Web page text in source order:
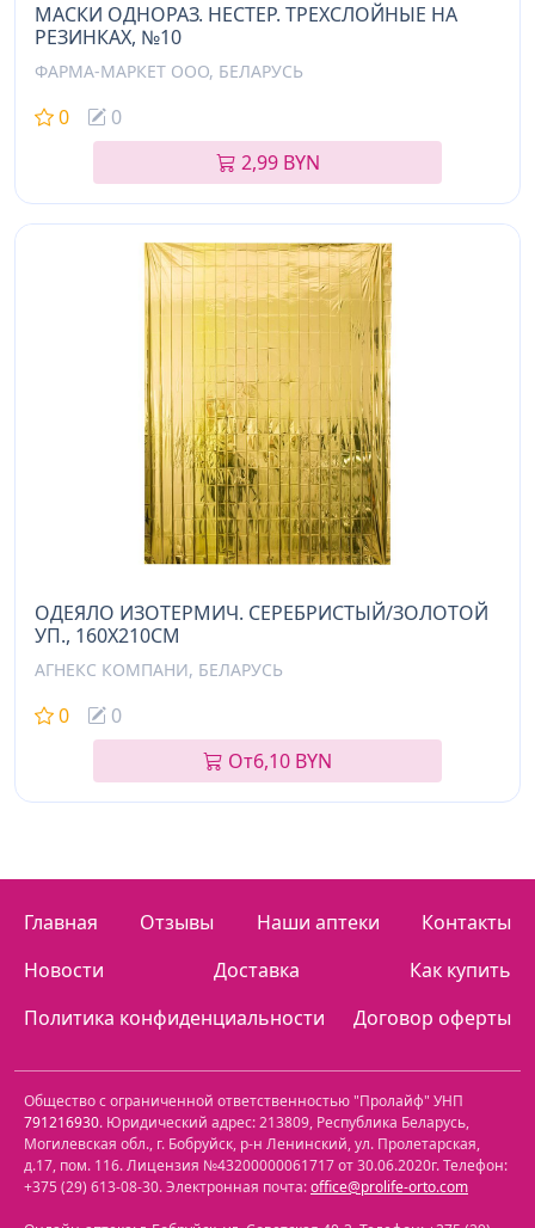
МАСКИ ОДНОРАЗ. НЕСТЕР. ТРЕХСЛОЙНЫЕ НА
РЕЗИНКАХ, №10
ФАРМА-МАРКЕТ ООО, БЕЛАРУСЬ
0
0
2,99 BYN
ОДЕЯЛО ИЗОТЕРМИЧ. СЕРЕБРИСТЫЙ/ЗОЛОТОЙ
УП., 160Х210СМ
АГНЕКС КОМПАНИ, БЕЛАРУСЬ
0
0
От6,10 BYN
Главная Отзывы Наши аптеки
Контакты
Новости
Доставка
Как купить
Политика конфиденциальности
Договор оферты
Общество с ограниченной ответственностью "Пролайф" УНП
791216930. Юридический адрес:213809, Республика Беларусь,
Могилевская обл., г. Бобруйск, р-н Ленинский,ул. Пролетарская,
д.17, пом. 116. Лицензия №43200000061717 от 30.06.2020г. Телефон:
+375 (29) 613-08-30. Электронная почта:office@prolife-orto.com